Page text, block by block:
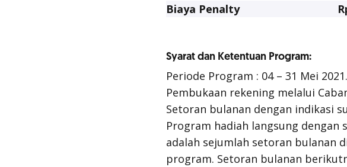
Biaya Penalty
Syarat dan Ketentuan Program:
Periode Program : 04 – 31 Mei 2021.
Pembukaan rekening melalui
Setoran bulanan dengan indikasi
Program hadiah langsung
adalah sejumlah setoran bulanan
program. Setoran bulanan